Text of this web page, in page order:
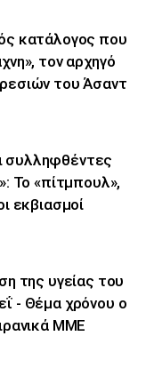
κατάλογος που
τον αρχηγό
του Άσαντ
συλληφθέντες
Το «πίτμπουλ»,
εκβιασμοί
της υγείας του
- Θέμα χρόνου ο
ΜΜΕ